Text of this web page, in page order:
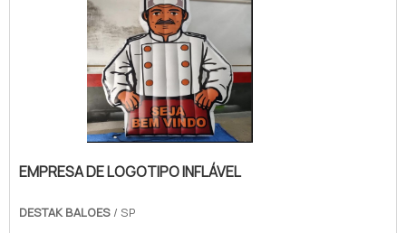
EMPRESA DE LOGOTIPO INFLÁVEL
DESTAK BALOES / SP